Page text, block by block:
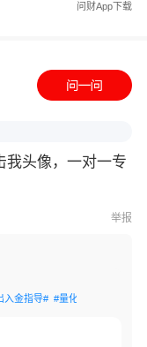
问财App下载
我头像，一对一专
举报
入金指导# #量化交易#